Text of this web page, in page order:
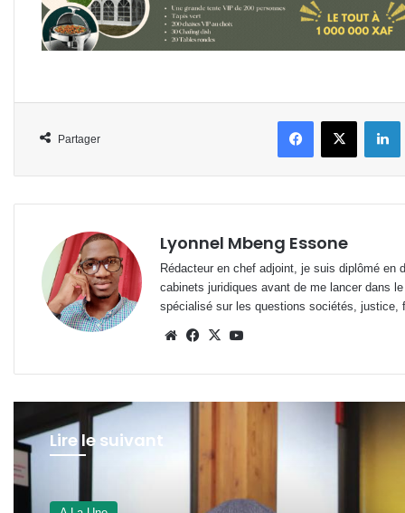
Partager
FacebookX
Lyonnel Mbeng Essone
Rédacteur en chef adjoint, je suis diplômé
cabinets juridiques avant de me lancer dans
spécialisé sur les questions sociétés,
WebsiteFacebook
X
Lire le suivant